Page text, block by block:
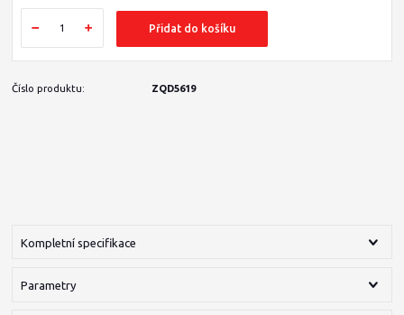
Přidat do košíku
Číslo produktu: ZQD5619
Kompletní specifikace
Parametry